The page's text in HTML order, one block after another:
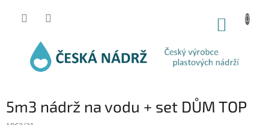
5m3 nádrž na vodu + set DŮM TOP